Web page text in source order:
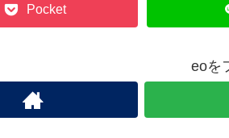
Pocket
eoを